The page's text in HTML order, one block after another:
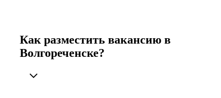
Как разместить вакансию в
Волгореченске?